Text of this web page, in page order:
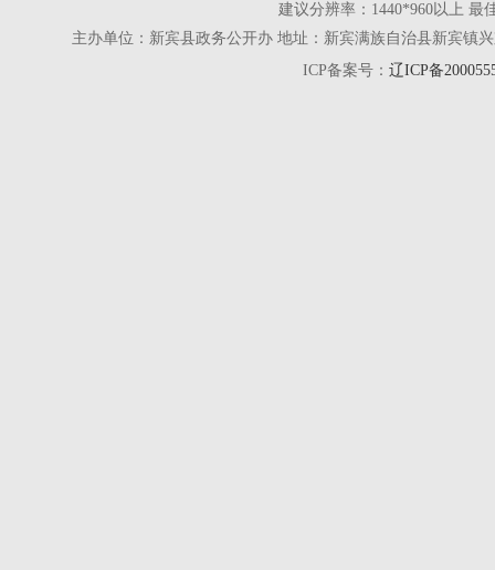
建议分辨率：1440*960以上 最
主办单位：新宾县政务公开办 地址：新宾满族自治县新宾镇
ICP备案号： 辽ICP备